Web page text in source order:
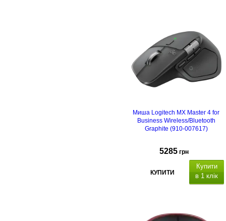
Миша Logitech MX Master 4 for
Business Wireless/Bluetooth
Graphite (910-007617)
5285 грн
КУПИТИ
Купити
в 1 клік